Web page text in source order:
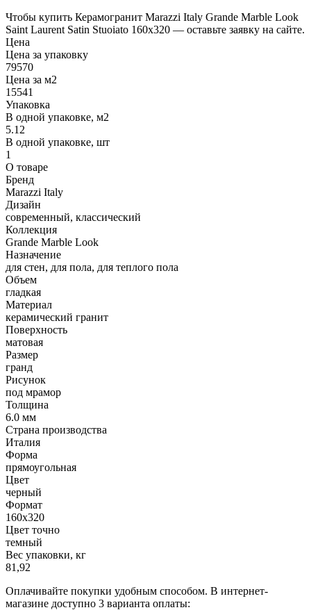
Чтобы купить Керамогранит Marazzi Italy Grande Marble Look
Saint Laurent Satin Stuoiato 160х320 — оставьте заявку на сайте.
Цена
Цена за упаковку
79570
Цена за м2
15541
Упаковка
В одной упаковке, м2
5.12
В одной упаковке, шт
1
О товаре
Бренд
Marazzi Italy
Дизайн
современный, классический
Коллекция
Grande Marble Look
Назначение
для стен, для пола, для теплого пола
Объем
гладкая
Материал
керамический гранит
Поверхность
матовая
Размер
гранд
Рисунок
под мрамор
Толщина
6.0 мм
Страна производства
Италия
Форма
прямоугольная
Цвет
черный
Формат
160х320
Цвет точно
темный
Вес упаковки, кг
81,92
Оплачивайте покупки удобным способом. В интернет-
магазине доступно 3 варианта оплаты: